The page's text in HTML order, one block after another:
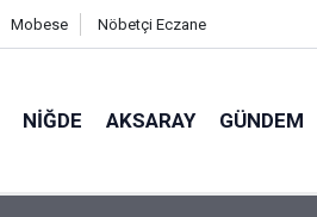
Mobese Nöbetçi Eczane
NIĞDE AKSARAY GÜNDEM